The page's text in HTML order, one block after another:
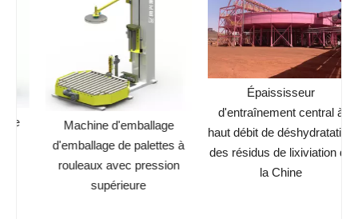
Machine d'emballage
d'emballage de palettes à
rouleaux avec pression
supérieure
Épaississeur
d'entraînement central à
haut débit de déshydratation
des résidus de lixiviation de
la Chine